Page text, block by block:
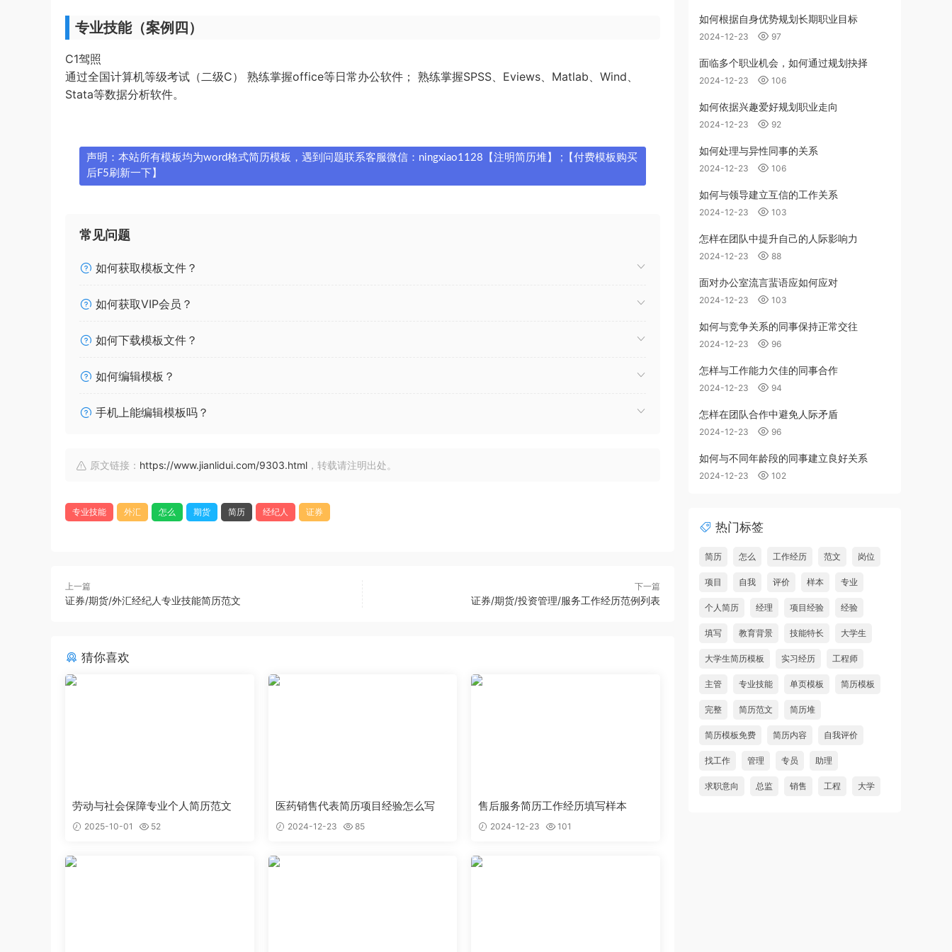
专业技能（案例四）
C1驾照
通过全国计算机等级考试（二级C） 熟练掌握office等日常办公软件； 熟练掌握SPSS、Eviews、Matlab、Wind、
Stata等数据分析软件。
声明：本站所有模板均为word格式简历模板，遇到问题联系客服微信：ningxiao1128【注明简历堆】 ;【付费模板购买
后F5刷新一下】
常见问题
如何获取模板文件？
如何获取VIP会员？
如何下载模板文件？
如何编辑模板？
手机上能编辑模板吗？
原文链接： https://www.jianlidui.com/9303.html ，转载请注明出处。
专业技能 外汇 怎么 期货 简历 经纪人 证券
上一篇
证券/期货/外汇经纪人专业技能简历范文
下一篇
证券/期货/投资管理/服务工作经历范例列表
猜你喜欢
劳动与社会保障专业个人简历范文
2025-10-01 52
医药销售代表简历项目经验怎么写
2024-12-23 85
售后服务简历工作经历填写样本
2024-12-23 101
如何根据自身优势规划长期职业目标
2024-12-23 97
面临多个职业机会，如何通过规划抉择
2024-12-23 106
如何依据兴趣爱好规划职业走向
2024-12-23 92
如何处理与异性同事的关系
2024-12-23 106
如何与领导建立互信的工作关系
2024-12-23 103
怎样在团队中提升自己的人际影响力
2024-12-23 88
面对办公室流言蜚语应如何应对
2024-12-23 103
如何与竞争关系的同事保持正常交往
2024-12-23 96
怎样与工作能力欠佳的同事合作
2024-12-23 94
怎样在团队合作中避免人际矛盾
2024-12-23 96
如何与不同年龄段的同事建立良好关系
2024-12-23 102
热门标签
简历 怎么 工作经历 范文 岗位
项目 自我 评价 样本 专业
个人简历 经理 项目经验 经验
填写 教育背景 技能特长 大学生
大学生简历模板 实习经历 工程师
主管 专业技能 单页模板 简历模板
完整 简历范文 简历堆
简历模板免费 简历内容 自我评价
找工作 管理 专员 助理
求职意向 总监 销售 工程 大学